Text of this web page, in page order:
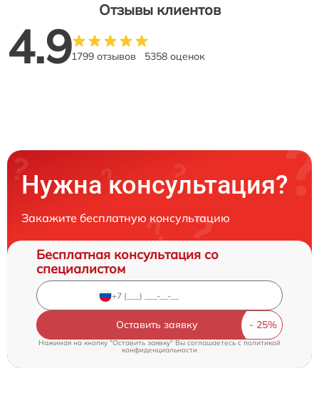
Отзывы клиентов
4.91799 отзывов 5358 оценок
Нужна консультация?
Закажите бесплатную консультацию
Бесплатная консультация со
специалистом
Оставить заявку
Нажимая на кнопку "Оставить заявку" Вы соглашаетесь c политикой
конфиденциальности